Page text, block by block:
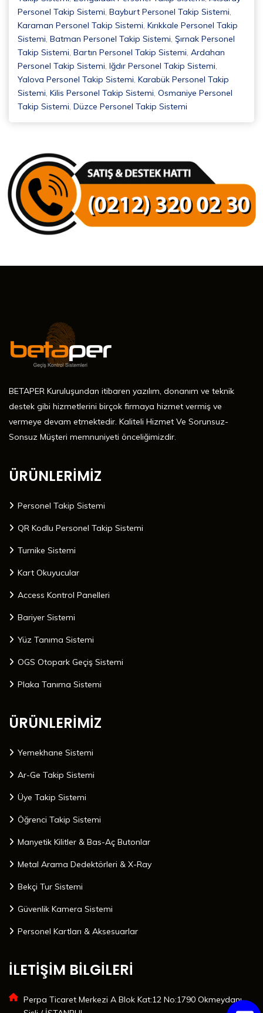
Personel Takip Sistemi, Bayburt Personel Takip Sistemi,
Karaman Personel Takip Sistemi, Kırıkkale Personel Takip
Sistemi, Batman Personel Takip Sistemi, Şırnak Personel
Takip Sistemi, Bartın Personel Takip Sistemi, Ardahan
Personel Takip Sistemi, Iğdır Personel Takip Sistemi,
Yalova Personel Takip Sistemi, Karabük Personel Takip
Sistemi, Kilis Personel Takip Sistemi, Osmaniye Personel
Takip Sistemi, Düzce Personel Takip Sistemi
BETAPER Kuruluşundan itibaren yazılım, donanım ve teknik
destek gibi hizmetlerini birçok firmaya hizmet vermiş ve
vermeye devam etmektedir. Kaliteli Hizmet Ve Sorunsuz-
Sonsuz Müşteri memnuniyeti önceliğimizdir.
ÜRÜNLERİMİZ
Personel Takip Sistemi
QR Kodlu Personel Takip Sistemi
Turnike Sistemi
Kart Okuyucular
Access Kontrol Panelleri
Bariyer Sistemi
Yüz Tanıma Sistemi
OGS Otopark Geçiş Sistemi
Plaka Tanıma Sistemi
ÜRÜNLERİMİZ
Yemekhane Sistemi
Ar-Ge Takip Sistemi
Üye Takip Sistemi
Öğrenci Takip Sistemi
Manyetik Kilitler & Bas-Aç Butonlar
Metal Arama Dedektörleri & X-Ray
Bekçi Tur Sistemi
Güvenlik Kamera Sistemi
Personel Kartları & Aksesuarlar
İLETİŞİM BİLGİLERİ
Perpa Ticaret Merkezi A Blok Kat:12 No:1790 Okmeydanı